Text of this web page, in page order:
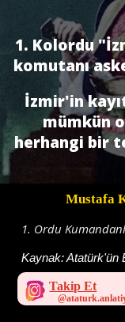
1. Kolordu
komutanı
İzmir'in
mümkün
herhangi bir
Mustafa
1. Ordu
Kaynak:Atatürk'ün
Takip Et